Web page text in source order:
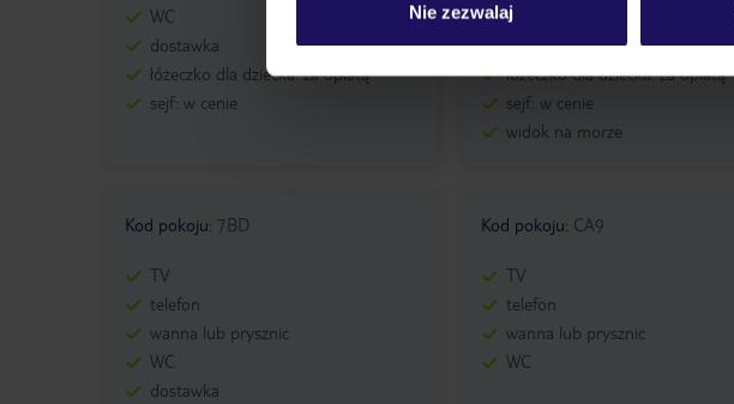
Nie zezwalaj
WC
dostawka
łóżeczko dla dziecka: za opłatą
sejf: w cenie
WC
dostawka
łóżeczko dla dziecka: za opłatą
sejf: w cenie
widok na morze
Kod pokoju: 7BD
TV
telefon
wanna lub prysznic
WC
dostawka
Kod pokoju: CA9
TV
telefon
wanna lub prysznic
WC